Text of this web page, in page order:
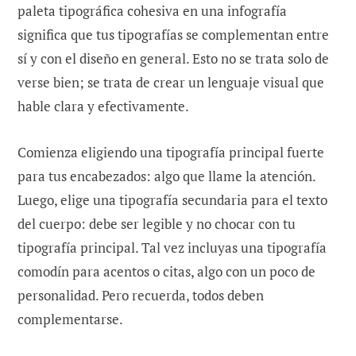
paleta tipográfica cohesiva en una infografía
significa que tus tipografías se complementan entre
sí y con el diseño en general. Esto no se trata solo de
verse bien; se trata de crear un lenguaje visual que
hable clara y efectivamente.
Comienza eligiendo una tipografía principal fuerte
para tus encabezados: algo que llame la atención.
Luego, elige una tipografía secundaria para el texto
del cuerpo: debe ser legible y no chocar con tu
tipografía principal. Tal vez incluyas una tipografía
comodín para acentos o citas, algo con un poco de
personalidad. Pero recuerda, todos deben
complementarse.